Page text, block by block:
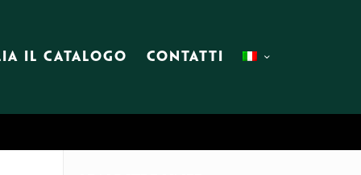
IL CATALOGO CONTATTI